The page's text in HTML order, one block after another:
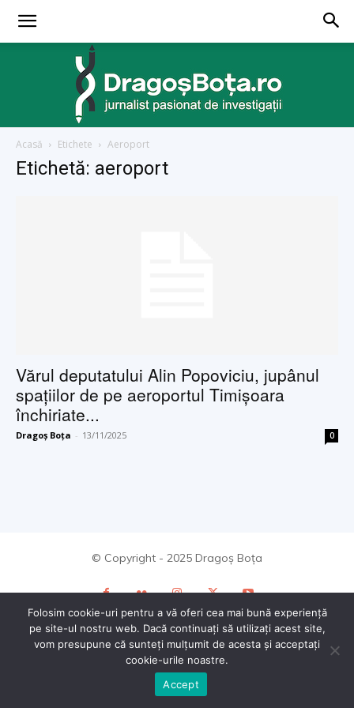
Acasă Etichete Aeroport
Etichetă: aeroport
Vărul deputatului Alin Popoviciu, jupânul
spaţiilor de pe aeroportul Timişoara
închiriate...
Dragoș Boța - 13/11/2025 0
© Copyright - 2025 Dragoș Boța
Folosim cookie-uri pentru a vă oferi cea mai bună experiență
pe site-ul nostru web. Dacă continuați să utilizați acest site,
vom presupune că sunteți mulțumit de acesta și acceptați
cookie-urile noastre.
Accept